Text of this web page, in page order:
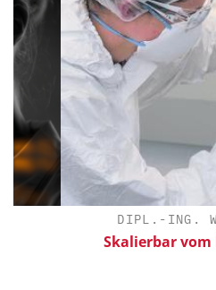
DIPL.-ING.
Skalierbar vom